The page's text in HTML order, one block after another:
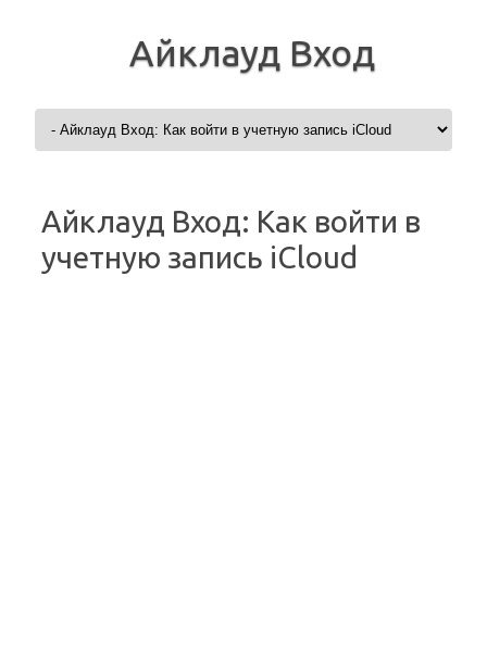
Айклауд Вход
Перейти к содержимому
Айклауд Вход: Как войти в
учетную запись iCloud